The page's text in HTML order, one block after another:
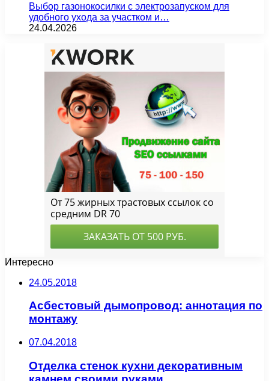
Выбор газонокосилки с электрозапуском для
удобного ухода за участком и…
24.04.2026
Интересно
24.05.2018
Асбестовый дымопровод: аннотация по
монтажу
07.04.2018
Отделка стенок кухни декоративным